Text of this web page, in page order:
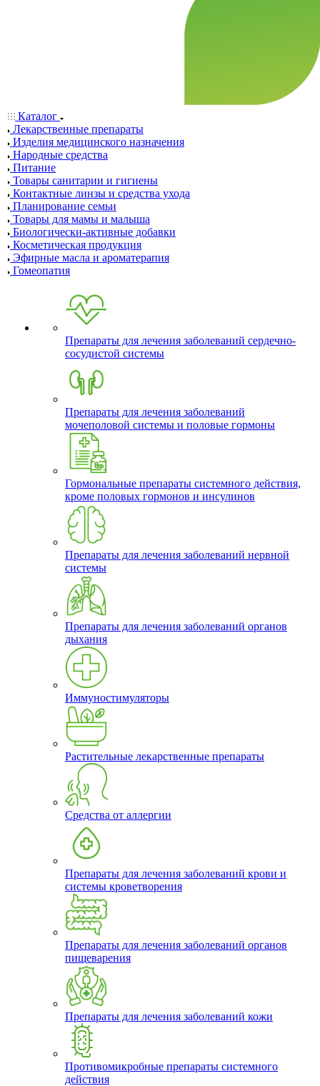
Каталог
Лекарственные препараты
Изделия медицинского назначения
Народные средства
Питание
Товары санитарии и гигиены
Контактные линзы и средства ухода
Планирование семьи
Товары для мамы и малыша
Биологически-активные добавки
Косметическая продукция
Эфирные масла и ароматерапия
Гомеопатия
Препараты для лечения заболеваний сердечно-
сосудистой системы
Препараты для лечения заболеваний
мочеполовой системы и половые гормоны
Гормональные препараты системного действия,
кроме половых гормонов и инсулинов
Препараты для лечения заболеваний нервной
системы
Препараты для лечения заболеваний органов
дыхания
Иммуностимуляторы
Растительные лекарственные препараты
Средства от аллергии
Препараты для лечения заболеваний крови и
системы кроветворения
Препараты для лечения заболеваний органов
пищеварения
Препараты для лечения заболеваний кожи
Противомикробные препараты системного
действия